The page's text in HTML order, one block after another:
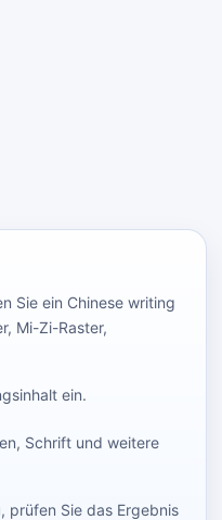
Sie ein Chinese writing
Mi-Zi-Raster,
ein.
Schrift und weitere
prüfen Sie das Ergebnis